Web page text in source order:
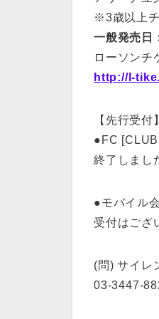
※3歳以上
一般発売日
ローソンチ
http://l-
【先行受付】
●FC
終了しまし
●モバイル
受付はござ
(問) サイレ
03-3447-